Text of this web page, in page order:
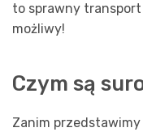
to sprawny
możliwy!
Czym są
Zanim